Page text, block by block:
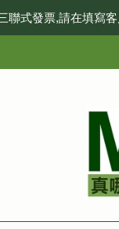
聯式發票,請在填寫